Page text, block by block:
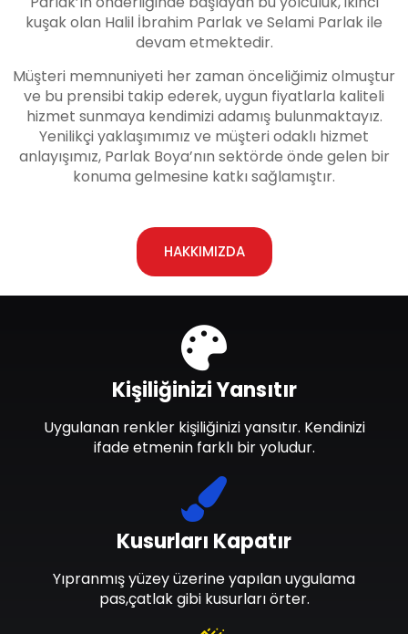
kuşak olan Halil İbrahim Parlak ve Selami Parlak ile
devam etmektedir.
Müşteri memnuniyeti her zaman önceliğimiz olmuştur
ve bu prensibi takip ederek, uygun fiyatlarla kaliteli
hizmet sunmaya kendimizi adamış bulunmaktayız.
Yenilikçi yaklaşımımız ve müşteri odaklı hizmet
anlayışımız, Parlak Boya’nın sektörde önde gelen bir
konuma gelmesine katkı sağlamıştır.
HAKKIMIZDA
Kusurları Kapatır
Yıpranmış yüzey üzerine yapılan uygulama
pas,çatlak gibi kusurları örter.
Kişiliğinizi Yansıtır
Uygulanan renkler kişiliğinizi yansıtır. Kendinizi
ifade etmenin farklı bir yoludur.